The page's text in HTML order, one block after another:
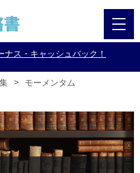
ナス・キャッシュバック！
> モーメンタム